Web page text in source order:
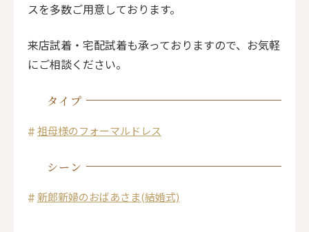
スを多数ご用意しております。
来店試着・宅配試着も承っておりますので、お気軽
にご相談ください。
タイプ
祖母様のフォーマルドレス
シーン
新郎新婦のおばあさま(結婚式)